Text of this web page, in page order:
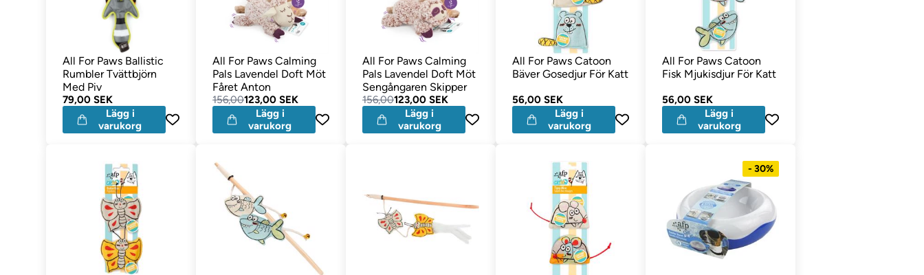
All For Paws Ballistic
Rumbler Tvättbjörn
Med Piv
79,00 SEK
Lägg i
varukorg
All For Paws Calming
Pals Lavendel Doft Möt
Fåret Anton
156,00123,00 SEK
Lägg i
varukorg
All For Paws Calming
Pals Lavendel Doft Möt
Sengångaren Skipper
156,00123,00 SEK
Lägg i
varukorg
All For Paws Catoon
Bäver Gosedjur För Katt
56,00 SEK
Lägg i
varukorg
All For Paws Catoon
Fisk Mjukisdjur För Katt
56,00 SEK
Lägg i
varukorg
- 30%